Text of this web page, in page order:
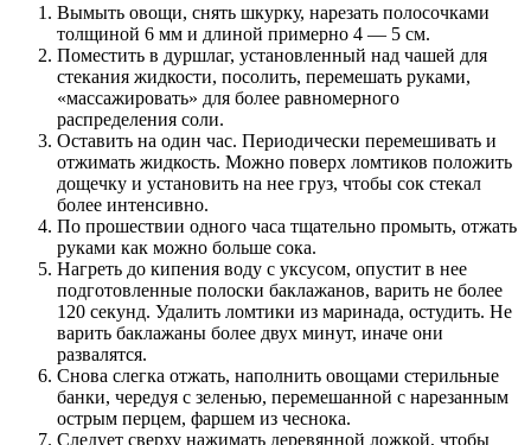
Вымыть овощи, снять шкурку, нарезать полосочками
толщиной 6 мм и длиной примерно 4 — 5 см.
Поместить в дуршлаг, установленный над чашей для
стекания жидкости, посолить, перемешать руками,
«массажировать» для более равномерного
распределения соли.
Оставить на один час. Периодически перемешивать и
отжимать жидкость. Можно поверх ломтиков положить
дощечку и установить на нее груз, чтобы сок стекал
более интенсивно.
По прошествии одного часа тщательно промыть, отжать
руками как можно больше сока.
Нагреть до кипения воду с уксусом, опустит в нее
подготовленные полоски баклажанов, варить не более
120 секунд. Удалить ломтики из маринада, остудить. Не
варить баклажаны более двух минут, иначе они
развалятся.
Снова слегка отжать, наполнить овощами стерильные
банки, чередуя с зеленью, перемешанной с нарезанным
острым перцем, фаршем из чеснока.
Следует сверху нажимать деревянной ложкой, чтобы